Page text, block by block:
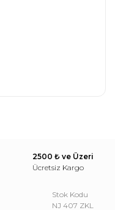
2500 ₺ ve Üzeri
Ücretsiz Kargo
Stok Kodu
NJ 407 ZKL